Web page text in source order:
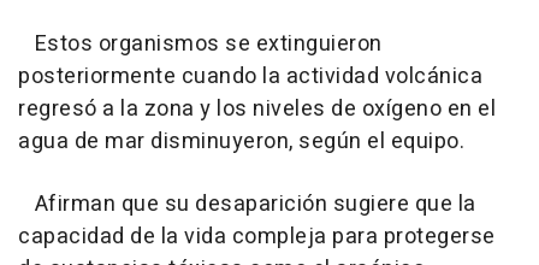
Estos organismos se extinguieron
posteriormente cuando la actividad volcánica
regresó a la zona y los niveles de oxígeno en el
agua de mar disminuyeron, según el equipo.
Afirman que su desaparición sugiere que la
capacidad de la vida compleja para protegerse